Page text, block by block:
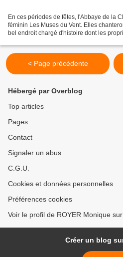
En ces périodes de fêtes, l'Abbaye de la
féminin Les Muses du Vent. Elles
bel endroit chargé d'histoire dont les
< Page précédente
Hébergé par Overblog
Top articles
Pages
Contact
Signaler un abus
C.G.U.
Cookies et données personnelles
Préférences cookies
Voir le profil de ROYER Monique
Créer un blog